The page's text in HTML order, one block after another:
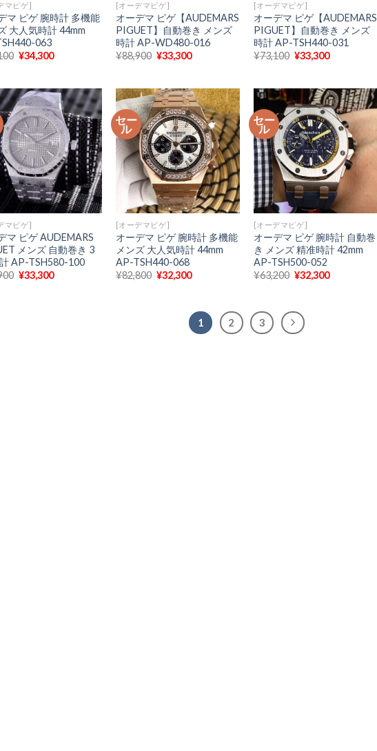
マピゲ]
マ ピゲ 腕時計 多機能
大人気時計 44mm
063
元
は
¥88,100
で
し
た。
¥34,300現
格
は
¥34,300
で
す。
[オーデマピゲ]
オーデマ ピゲ【AUDEMARS
PIGUET】自動巻き メンズ
時計 AP-WD480-016
¥88,900 元
は
¥88,900
で
し
た。
¥33,300現
格
は
¥33,300
で
す。
[オーデマピゲ]
オーデマ ピゲ【AUDEMARS
PIGUET】自動巻き メンズ
時計 AP-TSH440-031
¥73,100 元
¥73,100
で
し
た。
¥33,300現
格
は
¥33,300
で
す。
マピゲ]
マ ピゲ AUDEMARS
メンズ 自動巻き 3
AP-TSH580-100
元
¥33,300現
セー
ル
[オーデマピゲ]
オーデマ ピゲ 腕時計 多機能
メンズ 大人気時計 44mm
AP-TSH440-068
¥82,800 元
¥82,800
¥32,300現
格
は
¥32,300
セー
ル
[オーデマピゲ]
オーデマ ピゲ 腕時計 自動巻
き メンズ 精准時計 42mm
AP-TSH500-052
¥63,200 元
は
¥63,200
で
¥32,300現
1 2 3